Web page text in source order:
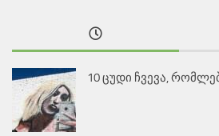
10 ცუდი ჩვევა,